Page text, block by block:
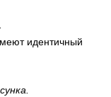
идентичный